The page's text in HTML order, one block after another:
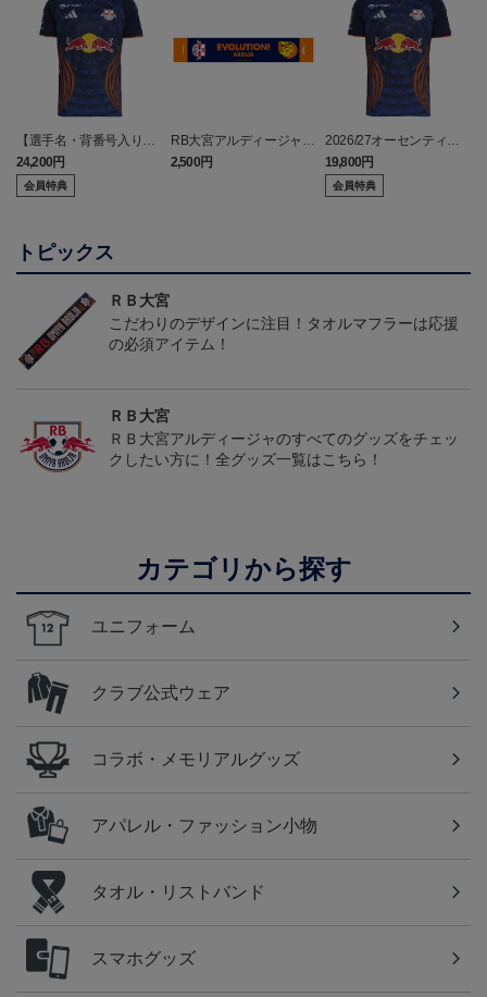
【選手名・背番号入り】
2026/27オーセンティッ
クユニフォーム（フィー
ルド1st）
24,200円
会員特典
RB大宮アルディージャ
ピカチュウ タオルマフラ
ー
2,500円
2026/27オーセンティッ
クユニフォーム（フィー
ルド1st）
19,800円
会員特典
トピックス
ＲＢ大宮
こだわりのデザインに注目！タオルマフラーは応援
の必須アイテム！
ＲＢ大宮
ＲＢ大宮アルディージャのすべてのグッズをチェッ
クしたい方に！全グッズ一覧はこちら！
カテゴリから探す
ユニフォーム
クラブ公式ウェア
コラボ・メモリアルグッズ
アパレル・ファッション小物
タオル・リストバンド
スマホグッズ